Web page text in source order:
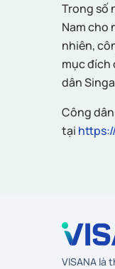
Trong số
Nam cho
nhiên,
mục đích
dân
Công
tại
VISANA là